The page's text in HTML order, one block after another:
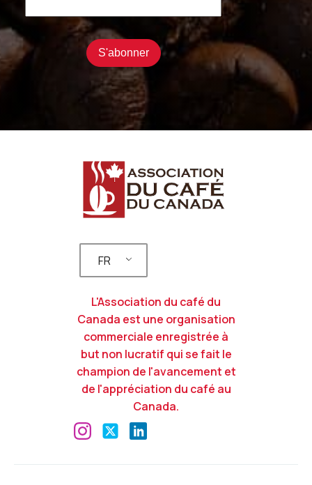
FR
L'Association du café du
Canada est une organisation
commerciale enregistrée à
but non lucratif qui se fait le
champion de l'avancement et
de l'appréciation du café au
Canada.